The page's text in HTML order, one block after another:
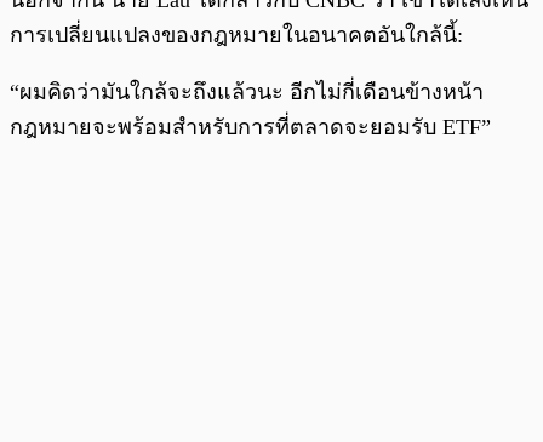
การเปลี่ยนแปลงของกฎหมายในอนาคตอันใกล้นี้:
“ผมคิดว่ามันใกล้จะถึงแล้วนะ อีกไม่กี่เดือนข้างหน้า
กฎหมายจะพร้อมสำหรับการที่ตลาดจะยอมรับ ETF”